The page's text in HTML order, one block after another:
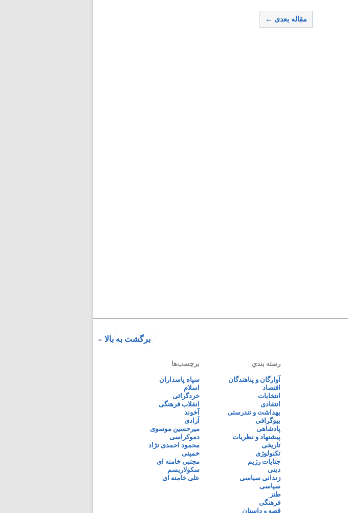
مقاله بعدی ←
برگشت به بالا
رسته بندي
آوارگان و پناهندگان
اقتصاد
انتخابات
انتقادی
بهداشت و تندرستی
بیوگرافی
پادشاهی
پیشنهاد و نظریات
تاریخی
تکنولوژی
جنایات رژیم
دینی
زندانی سیاسی
سیاسی
طنز
فرهنگی
قصه و داستان
برچسب‌ها
سپاه پاسداران
اسلام
خردگرائی
انقلاب فرهنگی
آخوند
آزادی
میرحسین موسوی
دموکراسی
محمود احمدی نژاد
خمینی
مجتبی خامنه ای
سکولاریسم
علی خامنه ای